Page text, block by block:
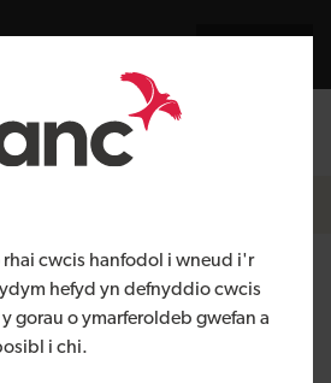
cwcis hanfodol i wneud i'r
hefyd yn defnyddio cwcis
gorau o ymarferoldeb gwefan a
i chi.
Mewngofnodi
a recriwtio
£275,000